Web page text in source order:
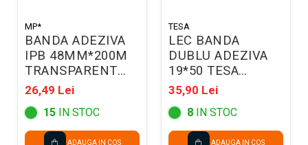
MP*
BANDA ADEZIVA
IPB 48MM*200M
TRANSPARENT
PA518-04
26,49 Lei
15 IN STOC
ADAUGA IN COS
TESA
LEC BANDA
DUBLU ADEZIVA
19*50 TESA
TS646213
35,90 Lei
8 IN STOC
ADAUGA IN COS